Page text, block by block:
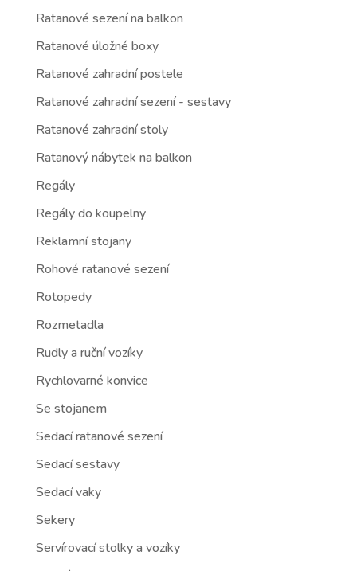
Ratanové sezení na balkon
Ratanové úložné boxy
Ratanové zahradní postele
Ratanové zahradní sezení - sestavy
Ratanové zahradní stoly
Ratanový nábytek na balkon
Regály
Regály do koupelny
Reklamní stojany
Rohové ratanové sezení
Rotopedy
Rozmetadla
Rudly a ruční vozíky
Rychlovarné konvice
Se stojanem
Sedací ratanové sezení
Sedací sestavy
Sedací vaky
Sekery
Servírovací stolky a vozíky